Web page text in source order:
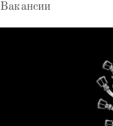
Вакансии